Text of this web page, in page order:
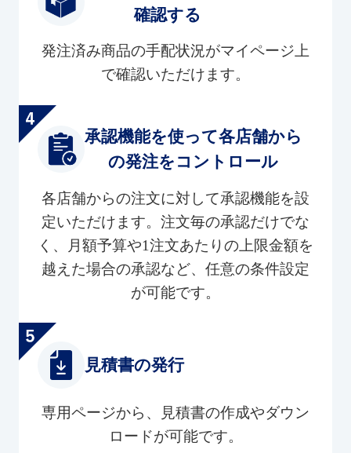
確認する
発注済み商品の手配状況がマイページ上
で確認いただけます。
承認機能を使って各店舗から
の発注をコントロール
各店舗からの注文に対して承認機能を設
定いただけます。注文毎の承認だけでな
く、月額予算や1注文あたりの上限金額を
越えた場合の承認など、任意の条件設定
が可能です。
見積書の発行
専用ページから、見積書の作成やダウン
ロードが可能です。